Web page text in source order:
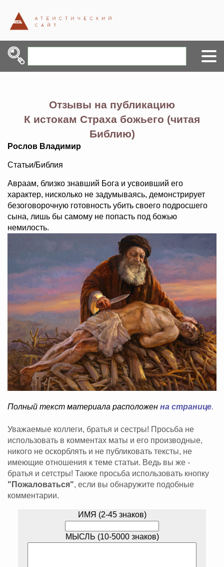
Отзывы на публикацию
К истокам Страха божьего (читая
Библию)
Рослов Владимир
Статьи/Библия
Авраам, близко знавший Бога и усвоивший его
характер, нисколько не задумываясь, демонстрирует
безоговорочную готовность убить своего подросшего
сына, лишь бы самому не попасть под божью
немилость.
Полный текст материала расположен на странице.
Уважаемые коллеги, братья и сестры! Просьба не
использовать в комментах маты и его производные,
никого не оскорблять и не публиковать тексты, не
имеющие отношения к теме статьи. Ведь вы же -
братья и сетстры! Также просьба использовать кнопку
"Пожаловаться", если вы обнаружите подобные
комментарии.
ИМЯ (2-45 знаков)
МЫСЛЬ (10-5000 знаков)